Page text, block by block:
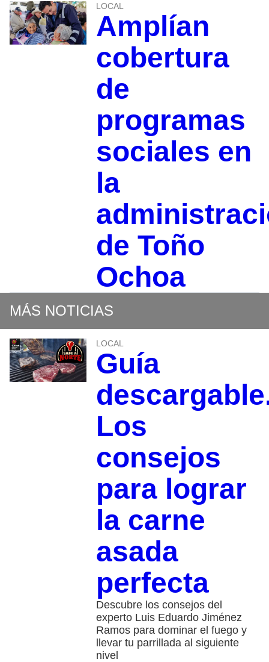
LOCAL
Amplían
cobertura
de
programas
sociales en
la
de Toño
Ochoa
MÁS NOTICIAS
LOCAL
Guía
Los
consejos
para lograr
la carne
asada
perfecta
Descubre los consejos del
experto Luis Eduardo Jiménez
Ramos para dominar el fuego y
llevar tu parrillada al siguiente
nivel